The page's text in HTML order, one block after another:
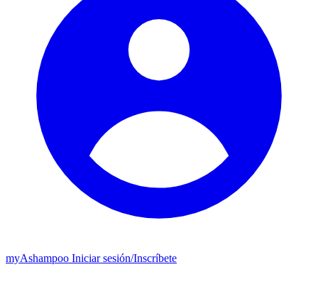
myAshampoo Iniciar sesión/Inscríbete